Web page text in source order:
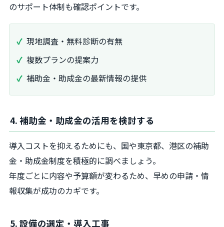
のサポート体制も確認ポイントです。
現地調査・無料診断の有無
複数プランの提案力
補助金・助成金の最新情報の提供
4. 補助金・助成金の活用を検討する
導入コストを抑えるためにも、国や東京都、港区の補助
金・助成金制度を積極的に調べましょう。
年度ごとに内容や予算額が変わるため、早めの申請・情
報収集が成功のカギです。
5. 設備の選定・導入工事